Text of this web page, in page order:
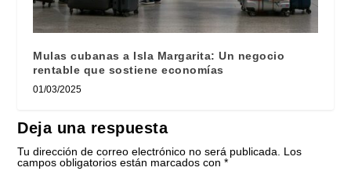
Mulas cubanas a Isla Margarita: Un negocio
rentable que sostiene economías
01/03/2025
Deja una respuesta
Tu dirección de correo electrónico no será publicada.
Los
campos obligatorios están marcados con*